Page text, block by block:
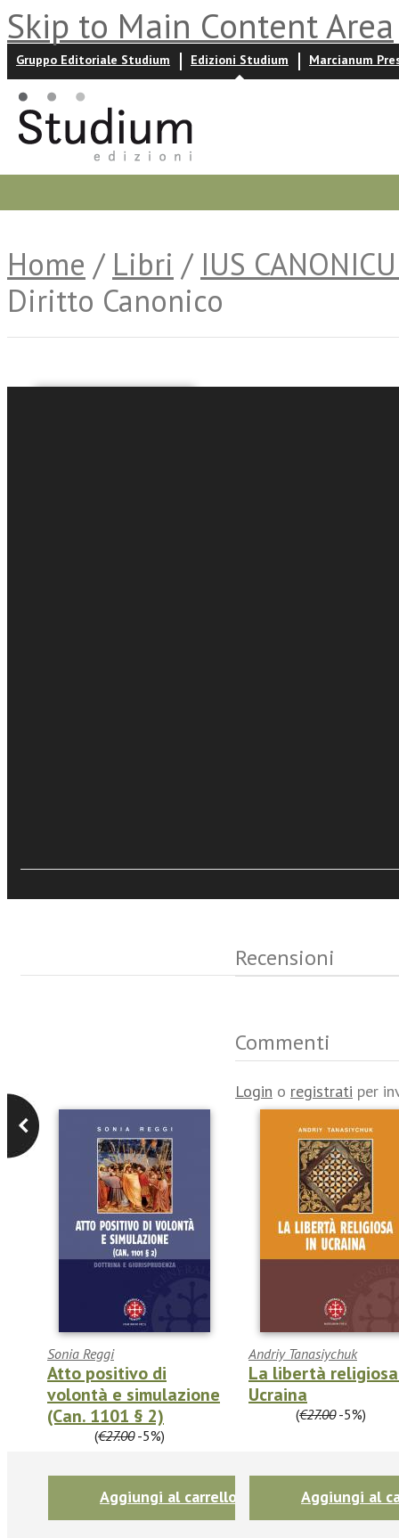
Skip to Main Content Area
Gruppo Editoriale Studium Edizioni Studium Marcianum
Home / Libri / IUS
Diritto Canonico
Eventi e News
Recensioni
Commenti
Login o registrati per
Sonia Reggi
Atto positivo di
volontà e simulazione
(Can. 1101 § 2)
(€27.00-5%)
Aggiungi al carrello
Andriy Tanasiychuk
La libertà
Ucraina
(€27.00-5%)
Aggiungi al